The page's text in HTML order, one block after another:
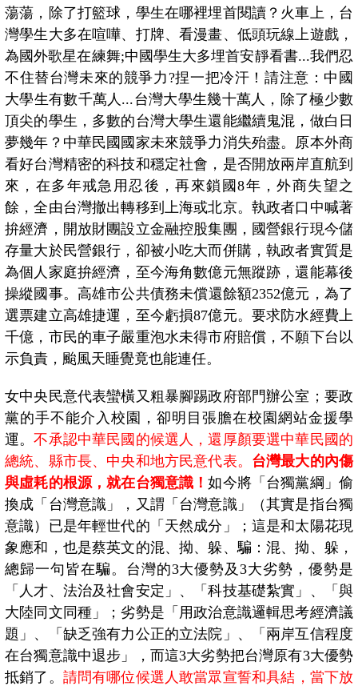
蕩蕩，除了打籃球，學生在哪裡埋首閱讀？火車上，台
灣學生大多在喧嘩、打牌、看漫畫、低頭玩線上遊戲，
為國外歌星在練舞;中國學生大多埋首安靜看書...我們忍
不住替台灣未來的競爭力 ?捏一把冷汗！請注意：中國
大學生有數千萬人 ...台灣大學生幾十萬人，除了極少數
頂尖的學生，多數的台灣大學生還能繼續鬼混，做白日
夢幾年？中華民國國家未來競爭力消失殆盡。原本外商
看好台灣精密的科技和穩定社會，是否開放兩岸直航到
來，在多年戒急用忍後，再來鎖國8年，外商失望之
餘，全由台灣撤出轉移到上海或北京。執政者口中喊著
拚經濟，開放財團設立金融控股集團，國營銀行現今儲
存量大於民營銀行，卻被小吃大而併購，執政者實質是
為個人家庭拚經濟，至今海角數億元無蹤跡，還能幕後
操縱國事。高雄市公共債務未償還餘額2352億元，為了
選票建立高雄捷運，至今虧損87億元。要求防水經費上
千億，市民的車子嚴重泡水未得市府賠償，不願下台以
示負責，颱風天睡覺竟也能連任。
女中央民意代表蠻橫又粗暴腳踢政府部門辦公室；要政
黨的手不能介入校園，卻明目張膽在校園網站金援學
運。不承認中華民國的候選人，還厚顏要選中華民國的
總統、縣市長、中央和地方民意代表。 台灣最大的內傷
與虛耗的根源，就在台獨意識！如今將「台獨黨綱」偷
換成「台灣意識」，又謂「台灣意識」（其實是指台獨
意識）已是年輕世代的「天然成分」；這是和太陽花現
象應和，也是蔡英文的混、拗、躲、騙：混、拗、躲，
總歸一句皆在騙。台灣的3大優勢及3大劣勢，優勢是
「人才、法治及社會安定」、「科技基礎紮實」、「與
大陸同文同種」；劣勢是「用政治意識邏輯思考經濟議
題」、「缺乏強有力公正的立法院」、「兩岸互信程度
在台獨意識中退步」，而這3大劣勢把台灣原有3大優勢
抵銷了。 請問有哪位候選人敢當眾宣誓和具結 ，當下放